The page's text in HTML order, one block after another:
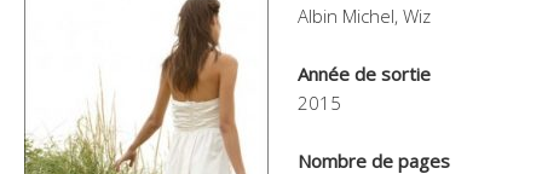
Albin Michel, Wiz
Année de sortie
2015
Nombre de pages